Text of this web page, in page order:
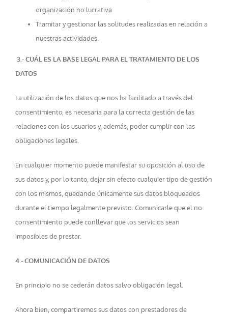
organización no lucrativa
Tramitar y gestionar las solitudes realizadas en relación a
nuestras actividades.
3.- CUÁL ES LA BASE LEGAL PARA EL TRATAMIENTO DE LOS
DATOS
La utilización de los datos que nos ha facilitado a través del
consentimiento, es necesaria para la correcta gestión de las
relaciones con los usuarios y, además, poder cumplir con las
obligaciones legales.
En cualquier momento puede manifestar su oposición al uso de
sus datos y, por lo tanto, dejar sin efecto cualquier tipo de gestión
con los mismos, quedando únicamente sus datos bloqueados
durante el tiempo legalmente previsto. Comunicarle que el no
consentimiento puede conllevar que los servicios sean
imposibles de prestar.
4.- COMUNICACIÓN DE DATOS
En principio no se cederán datos salvo obligación legal.
Ahora bien, compartiremos sus datos con prestadores de